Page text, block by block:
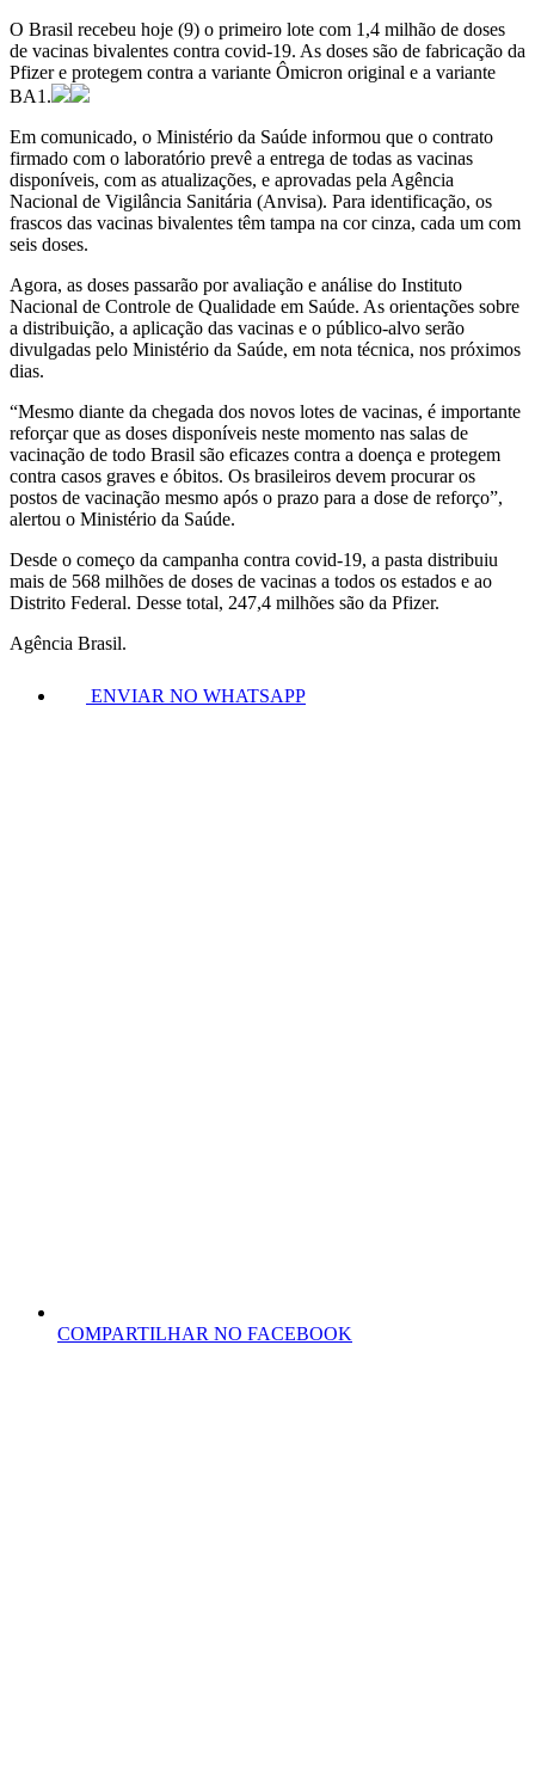
O Brasil recebeu hoje (9) o primeiro lote com 1,4 milhão de doses
de vacinas bivalentes contra covid-19. As doses são de fabricação da
Pfizer e protegem contra a variante Ômicron original e a variante
BA1.
Em comunicado, o Ministério da Saúde informou que o contrato
firmado com o laboratório prevê a entrega de todas as vacinas
disponíveis, com as atualizações, e aprovadas pela Agência
Nacional de Vigilância Sanitária (Anvisa). Para identificação, os
frascos das vacinas bivalentes têm tampa na cor cinza, cada um com
seis doses.
Agora, as doses passarão por avaliação e análise do Instituto
Nacional de Controle de Qualidade em Saúde. As orientações sobre
a distribuição, a aplicação das vacinas e o público-alvo serão
divulgadas pelo Ministério da Saúde, em nota técnica, nos próximos
dias.
“Mesmo diante da chegada dos novos lotes de vacinas, é importante
reforçar que as doses disponíveis neste momento nas salas de
vacinação de todo Brasil são eficazes contra a doença e protegem
contra casos graves e óbitos. Os brasileiros devem procurar os
postos de vacinação mesmo após o prazo para a dose de reforço”,
alertou o Ministério da Saúde.
Desde o começo da campanha contra covid-19, a pasta distribuiu
mais de 568 milhões de doses de vacinas a todos os estados e ao
Distrito Federal. Desse total, 247,4 milhões são da Pfizer.
Agência Brasil.
ENVIAR NO WHATSAPP
COMPARTILHAR NO FACEBOOK